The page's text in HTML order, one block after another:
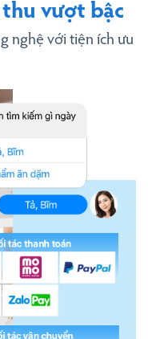
vượt bậc
nghệ với tiện ích ưu